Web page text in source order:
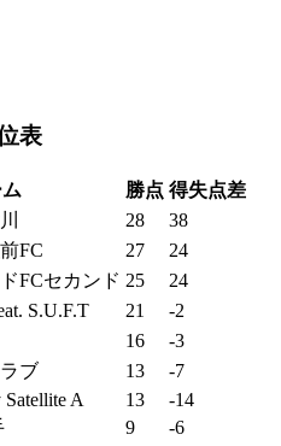
表
勝点 得失点差
28
38
FC 27
24
FCセカンド 25
24
S.U.F.T 21
-2
16
-3
ブ 13
-7
A 13
-14
9
-6